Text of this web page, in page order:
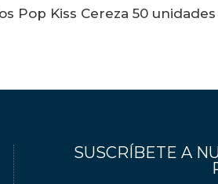
Pop Kiss Cereza 50
SUSCRÍBETE A